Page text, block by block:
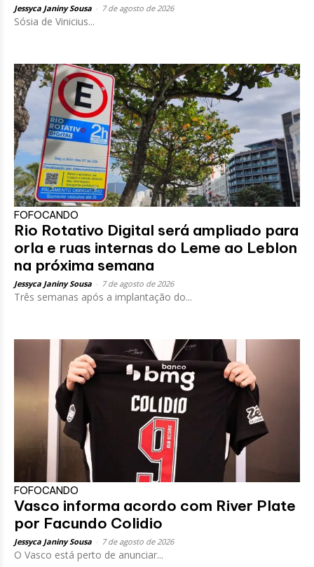
Jessyca Janiny Sousa 7 de agosto de 2026
Sósia de Vinicius...
FOFOCANDO
Rio Rotativo Digital será ampliado para
orla e ruas internas do Leme ao Leblon
na próxima semana
Jessyca Janiny Sousa 7 de agosto de 2026
Três semanas após a implantação do...
FOFOCANDO
Vasco informa acordo com River Plate
por Facundo Colidio
Jessyca Janiny Sousa 7 de agosto de 2026
O Vasco está perto de anunciar...